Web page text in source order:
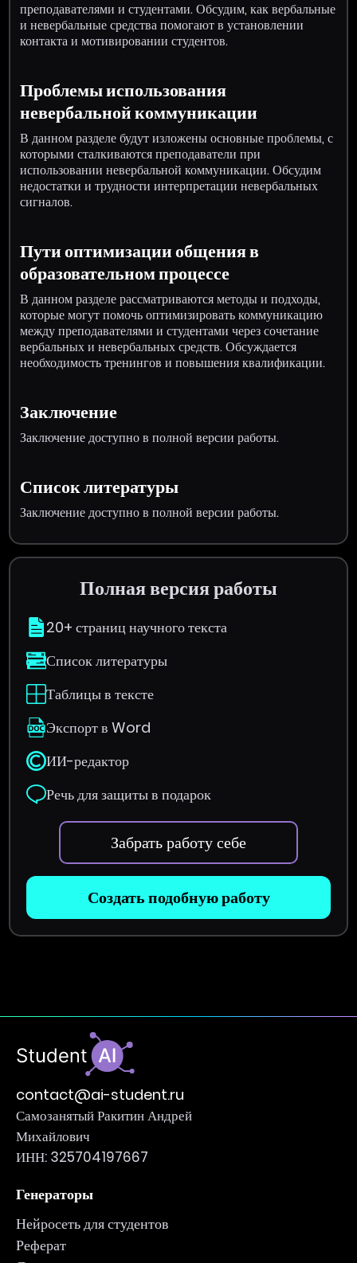
преподавателями и студентами. Обсудим, как вербальные
и невербальные средства помогают в установлении
контакта и мотивировании студентов.
Проблемы использования
невербальной коммуникации
В данном разделе будут изложены основные проблемы, с
которыми сталкиваются преподаватели при
использовании невербальной коммуникации. Обсудим
недостатки и трудности интерпретации невербальных
сигналов.
Пути оптимизации общения в
образовательном процессе
В данном разделе рассматриваются методы и подходы,
которые могут помочь оптимизировать коммуникацию
между преподавателями и студентами через сочетание
вербальных и невербальных средств. Обсуждается
необходимость тренингов и повышения квалификации.
Заключение
Заключение доступно в полной версии работы.
Список литературы
Заключение доступно в полной версии работы.
Полная версия работы
20+ страниц научного текста
Список литературы
Таблицы в тексте
Экспорт в Word
ИИ-редактор
Речь для защиты в подарок
Забрать работу себе
Создать подобную работу
contact@ai-student.ru
Самозанятый Ракитин Андрей
Михайлович
ИНН: 325704197667
Генераторы
Нейросеть для студентов
Реферат